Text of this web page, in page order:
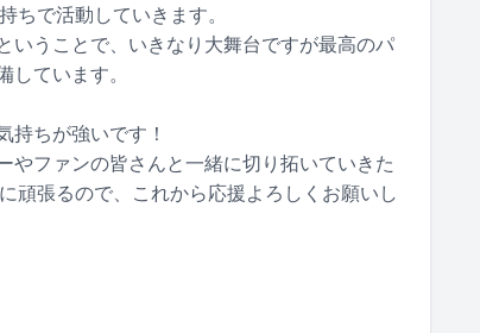
ちで活動していきます。
いうことで、いきなり大舞台ですが最高のパ
ています。
持ちが強いです！
やファンの皆さんと一緒に切り拓いていきた
頑張るので、これから応援よろしくお願いし